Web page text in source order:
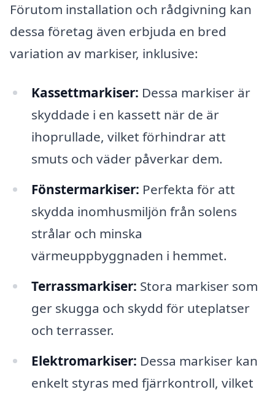
Förutom installation och rådgivning kan
dessa företag även erbjuda en bred
variation av markiser, inklusive:
Kassettmarkiser: Dessa markiser är
skyddade i en kassett när de är
ihoprullade, vilket förhindrar att
smuts och väder påverkar dem.
Fönstermarkiser: Perfekta för att
skydda inomhusmiljön från solens
strålar och minska
värmeuppbyggnaden i hemmet.
Terrassmarkiser: Stora markiser som
ger skugga och skydd för uteplatser
och terrasser.
Elektromarkiser: Dessa markiser kan
enkelt styras med fjärrkontroll, vilket